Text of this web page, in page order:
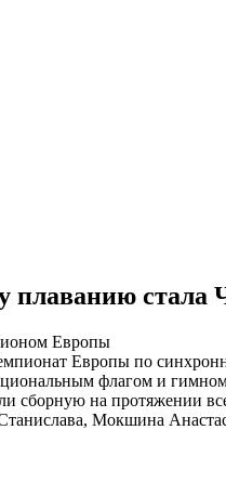
плаванию
Европы по
флагом и
сборную на протяжении
Мокшина